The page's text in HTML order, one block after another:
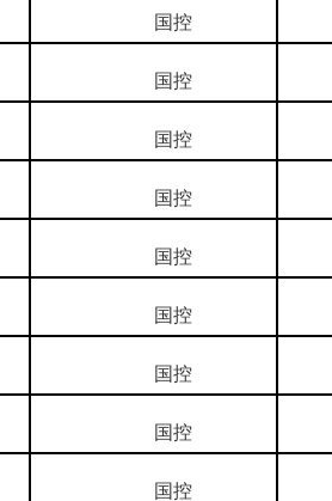
国控
国控
国控
国控
国控
国控
国控
国控
国控